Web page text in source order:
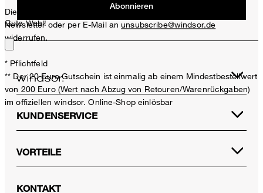
Diese Einwilligung kann ich jederzeit durch den Abmeldelink im
Newsletter oder per E-Mail anunsubscribe@windsor.de
widerrufen.
* Pflichtfeld
** Der 20 Euro Gutschein ist einmalig ab einem Mindestbestellwert
von 200 Euro (Wert nach Abzug von Retouren/Warenrückgaben)
im offiziellen windsor. Online-Shop einlösbar
Gute Wahl!
Abonnieren
KUNDENSERVICE
VORTEILE
KONTAKT